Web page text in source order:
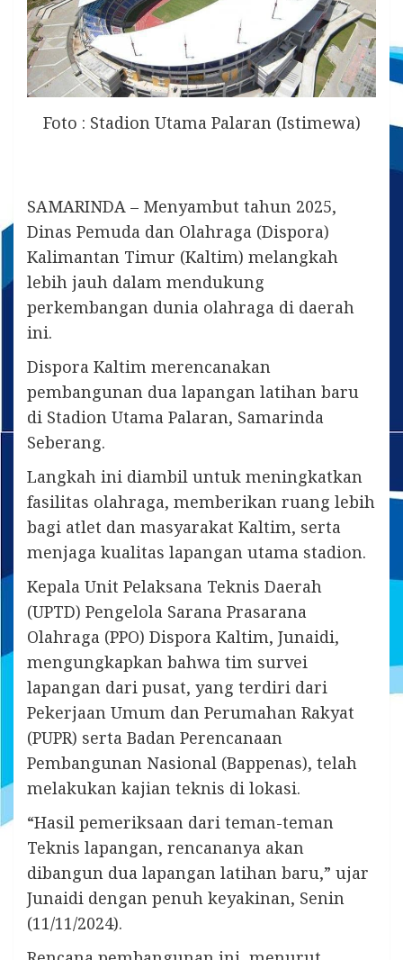
Foto : Stadion Utama Palaran (Istimewa)
SAMARINDA – Menyambut tahun 2025,
Dinas Pemuda dan Olahraga (Dispora)
Kalimantan Timur (Kaltim) melangkah
lebih jauh dalam mendukung
perkembangan dunia olahraga di daerah
ini.
Dispora Kaltim merencanakan
pembangunan dua lapangan latihan baru
di Stadion Utama Palaran, Samarinda
Seberang.
Langkah ini diambil untuk meningkatkan
fasilitas olahraga, memberikan ruang lebih
bagi atlet dan masyarakat Kaltim, serta
menjaga kualitas lapangan utama stadion.
Kepala Unit Pelaksana Teknis Daerah
(UPTD) Pengelola Sarana Prasarana
Olahraga (PPO) Dispora Kaltim, Junaidi,
mengungkapkan bahwa tim survei
lapangan dari pusat, yang terdiri dari
Pekerjaan Umum dan Perumahan Rakyat
(PUPR) serta Badan Perencanaan
Pembangunan Nasional (Bappenas), telah
melakukan kajian teknis di lokasi.
“Hasil pemeriksaan dari teman-teman
Teknis lapangan, rencananya akan
dibangun dua lapangan latihan baru,” ujar
Junaidi dengan penuh keyakinan, Senin
(11/11/2024).